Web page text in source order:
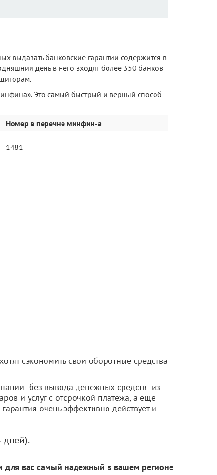
выдавать банковские гарантии содержится в
день в него входят более 350 банков
Это самый быстрый и верный способ
Номер в перечне минфин-а
1481
сэкономить свои оборотные средства
без вывода денежных средств из
и услуг с отсрочкой платежа, а еще
очень эффективно действует и
дней).
для вас самый надежный в вашем регионе